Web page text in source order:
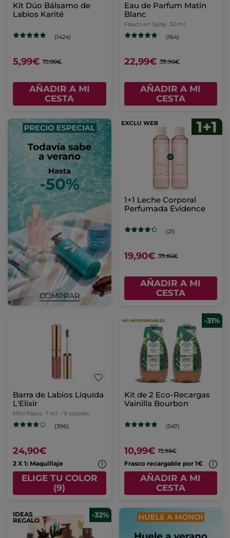
Kit Dúo Bálsamo de
Labios Karité
(1424)
5,99€ 10,00€
AÑADIR A MI
CESTA
Eau de Parfum Matin
Blanc
Frasco en Spray 30 ml
(164)
22,99€ 39,90€
AÑADIR A MI
CESTA
1+1 Leche Corporal
Perfumada Evidence
(21)
19,90€ 39,80€
AÑADIR A MI
CESTA
Barra de Labios Líquida
L'Elixir
Mini frasco 7 ml - 9 colores
(396)
24,90€
2 X 1: Maquillaje
ELIGE TU COLOR
(9)
-31%
Kit de 2 Eco-Recargas
Vainilla Bourbon
(547)
10,99€ 15,98€
Frasco recargable por 1€
AÑADIR A MI
CESTA
IDEAS
REGALO
-32%